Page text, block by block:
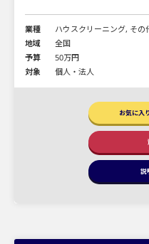
業種
ハウスクリーニング, その
地域
全国
予算
50万円
対象
個人・法人
お気に入
説